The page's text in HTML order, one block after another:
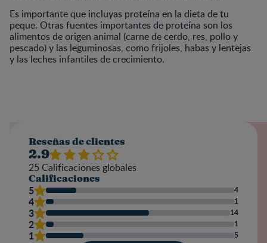
Es importante que incluyas proteína en la dieta de tu
peque. Otras fuentes importantes de proteína son los
alimentos de origen animal (carne de cerdo, res, pollo y
pescado) y las leguminosas, como frijoles, habas y lentejas
y las leches infantiles de crecimiento.
Reseñas de clientes
2.9
25 Calificaciones globales
Calificaciones
5 4
4 1
3 14
2 1
1 5